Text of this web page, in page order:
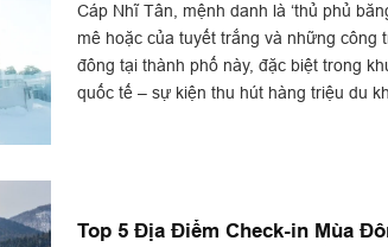
Cáp Nhĩ Tân, mệnh danh là ‘thủ phủ
mê hoặc của tuyết trắng và những công
đông tại thành phố này, đặc biệt trong
quốc tế – sự kiện thu hút hàng triệu du
Top 5 Địa Điểm Check-in Mùa